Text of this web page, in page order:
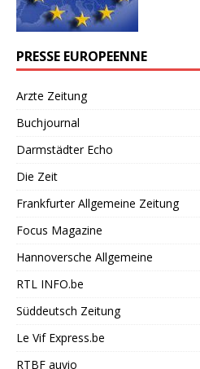
PRESSE EUROPEENNE
Arzte Zeitung
Buchjournal
Darmstädter Echo
Die Zeit
Frankfurter Allgemeine Zeitung
Focus Magazine
Hannoversche Allgemeine
RTL INFO.be
Süddeutsch Zeitung
Le Vif Express.be
RTBF auvio